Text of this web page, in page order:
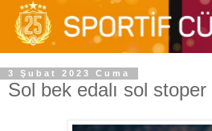
3 Şubat 2023 Cuma
Sol bek edalı sol stoper